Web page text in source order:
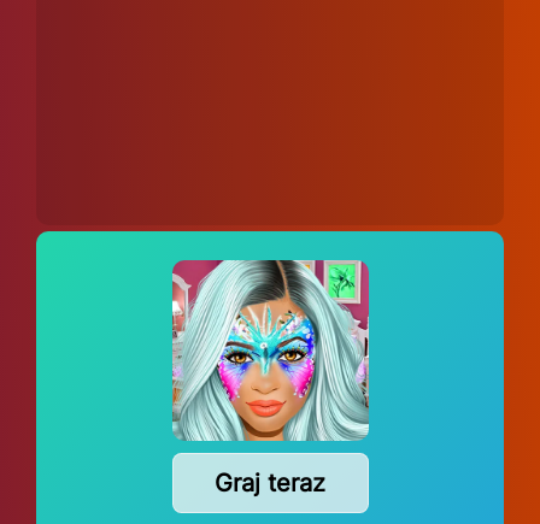
Graj teraz